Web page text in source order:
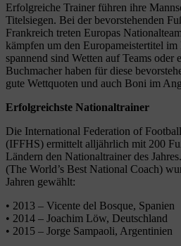
Erfolgreiche Trainer führen ihre
Titelsiegen. Bei der bevorstehenden
Frankreich treten Europas
kämpfen um den Europameistertitel
spannend sind Wetten auf Teams oder
Buchmacher haben für diese
gute Wettquoten und auch Boni im
Erfolgreichste Nationaltrainer
Die International Federation of
(IFFHS) ermittelt alljährlich mit 200
Ländern den Nationaltrainer des
(The World’s Best National Coach)
Jahren gewählt:
• 2013 – Vicente del Bosque, Spanien
• 2014 – Joachim Löw, Deutschland
• 2015 – Jorge Sampaoli, Argentinien